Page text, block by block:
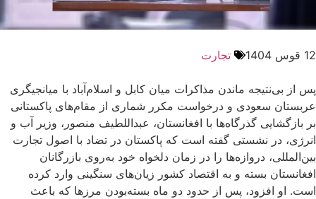
12 قوس 1404 تجارت
پس از بی‌نتیجه ماندن مذاکرات میان کابل و اسلام‌آباد با میانجیگری
عربستان سعودی و درخواست مکرر شماری از مقام‌های پاکستانی
بر بازگشایی گذرگاه‌ها با افغانستان، عبداللطیف منصور، وزیر آب و
انرژی، در نشستی گفته است که پاکستان در تضاد با اصول تجارت
بین‌المللی، دروازه‌ها را در زمان دلخواه خود به‌روی بازرگانان
افغانستان بسته و به اقتصاد کشور زیان‌های سنگینی وارد کرده
است. او افزود، پس از حدود دو ماه بسته‌بودن مرزها که باعث